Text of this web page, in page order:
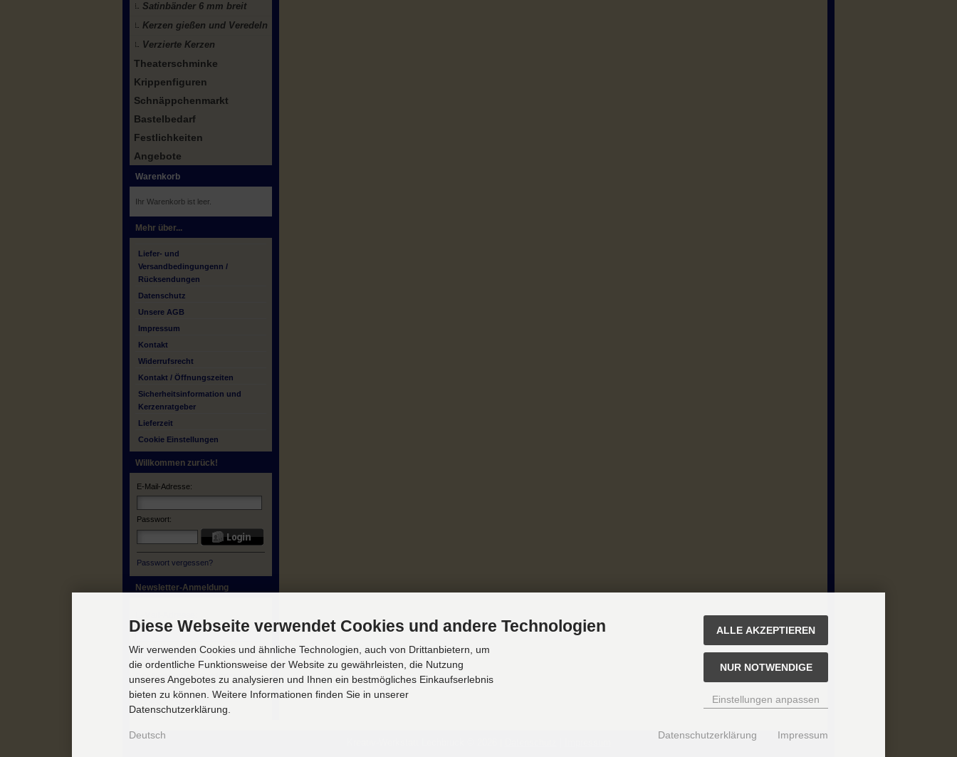
Satinbänder 6 mm breit
Kerzen gießen und Veredeln
Verzierte Kerzen
Theaterschminke
Krippenfiguren
Schnäppchenmarkt
Bastelbedarf
Festlichkeiten
Angebote
Warenkorb
Ihr Warenkorb ist leer.
Mehr über...
Liefer- und
Versandbedingungenn /
Rücksendungen
Datenschutz
Unsere AGB
Impressum
Kontakt
Widerrufsrecht
Kontakt / Öffnungszeiten
Sicherheitsinformation und
Kerzenratgeber
Lieferzeit
Cookie Einstellungen
Willkommen zurück!
E-Mail-Adresse:
Passwort:
Passwort vergessen?
Newsletter-Anmeldung
Der Newsletter kann jederzeit
hier oder in Ihrem Kundenkonto
Diese Webseite verwendet Cookies und andere Technologien
Wir verwenden Cookies und ähnliche Technologien, auch von Drittanbietern, um
die ordentliche Funktionsweise der Website zu gewährleisten, die Nutzung
unseres Angebotes zu analysieren und Ihnen ein bestmögliches Einkaufserlebnis
bieten zu können. Weitere Informationen finden Sie in unserer
Datenschutzerklärung.
ALLE AKZEPTIEREN
NUR NOTWENDIGE
Einstellungen anpassen
Deutsch Datenschutzerklärung Impressum